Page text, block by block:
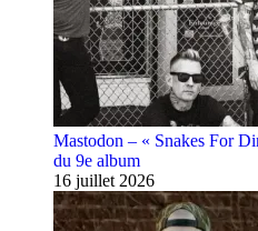
Mastodon – « Snakes For
du 9e album
16 juillet 2026